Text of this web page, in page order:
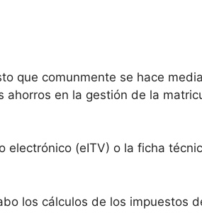
que comunmente se hace
en la gestión de la
(eITV) o la ficha
los cálculos de los impuestos